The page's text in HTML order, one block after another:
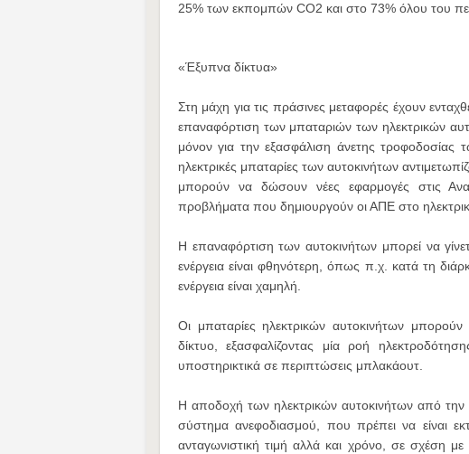
25% των εκπομπών CO2 και στο 73% όλου του
«Έξυπνα δίκτυα»
Στη μάχη για τις πράσινες μεταφορές έχουν
επαναφόρτιση των μπαταριών των ηλεκτρικών
μόνον για την εξασφάλιση άνετης τροφοδοσίας
ηλεκτρικές μπαταρίες των αυτοκινήτων
μπορούν να δώσουν νέες εφαρμογές στις
προβλήματα που δημιουργούν οι ΑΠΕ στο
Η επαναφόρτιση των αυτοκινήτων μπορεί να
ενέργεια είναι φθηνότερη, όπως π.χ. κατά τη
ενέργεια είναι χαμηλή.
Οι μπαταρίες ηλεκτρικών αυτοκινήτων
δίκτυο, εξασφαλίζοντας μία ροή
υποστηρικτικά σε περιπτώσεις μπλακάουτ.
Η αποδοχή των ηλεκτρικών αυτοκινήτων από
σύστημα ανεφοδιασμού, που πρέπει να είναι
ανταγωνιστική τιμή αλλά και χρόνο, σε σχέση